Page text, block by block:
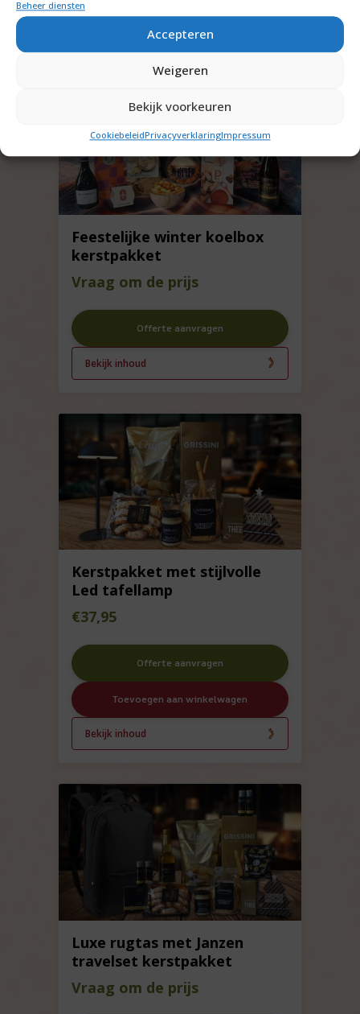
Beheer diensten
Accepteren
Weigeren
Bekijk voorkeuren
CookiebeleidPrivacyverklaringImpressum
Feestelijke winter koelbox
kerstpakket
Vraag om de prijs
Offerte aanvragen
Bekijk inhoud
Kerstpakket met stijlvolle
Led tafellamp
€37,95
Offerte aanvragen
Toevoegen aan winkelwagen
Bekijk inhoud
Luxe rugtas met Janzen
travelset kerstpakket
Vraag om de prijs